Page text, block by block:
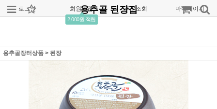
로그인 회원가입
2,000원 적립
주문조회 마이페이지
용추골 된장집
용추골장터상품 > 된장